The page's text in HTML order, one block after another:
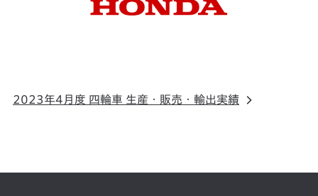
2023年4月度 四輪車 生産・販売・輸出実績